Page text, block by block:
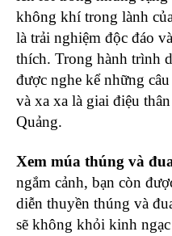
không khí trong lành
là trải nghiệm độc đáo
thích. Trong hành trình
được nghe kể những
và xa xa là giai điệu
Quảng.
Xem múa thúng và
ngắm cảnh, bạn còn
diễn thuyền thúng và
sẽ không khỏi kinh